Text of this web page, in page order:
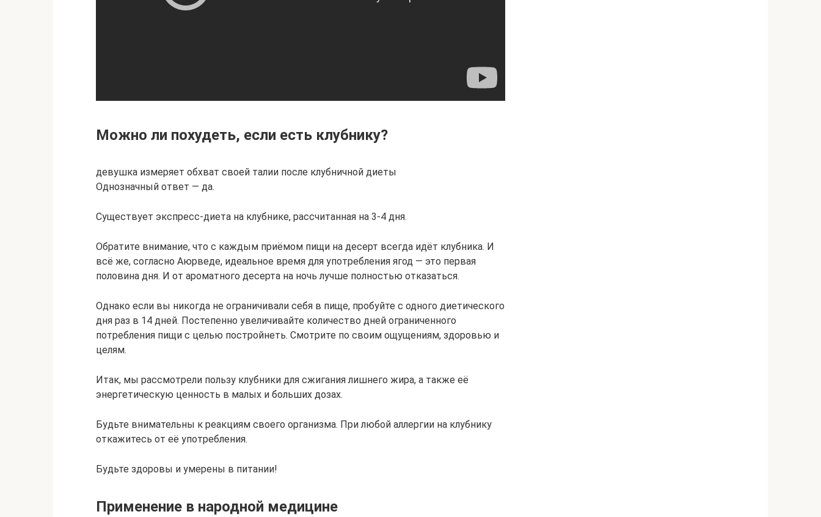
Можно ли похудеть, если есть клубнику?
девушка измеряет обхват своей талии после клубничной диеты
Однозначный ответ — да.
Существует экспресс-диета на клубнике, рассчитанная на 3-4 дня.
Обратите внимание, что с каждым приёмом пищи на десерт всегда идёт клубника. И
всё же, согласно Аюрведе, идеальное время для употребления ягод — это первая
половина дня. И от ароматного десерта на ночь лучше полностью отказаться.
Однако если вы никогда не ограничивали себя в пище, пробуйте с одного диетического
дня раз в 14 дней. Постепенно увеличивайте количество дней ограниченного
потребления пищи с целью постройнеть. Смотрите по своим ощущениям, здоровью и
целям.
Итак, мы рассмотрели пользу клубники для сжигания лишнего жира, а также её
энергетическую ценность в малых и больших дозах.
Будьте внимательны к реакциям своего организма. При любой аллергии на клубнику
откажитесь от её употребления.
Будьте здоровы и умерены в питании!
Применение в народной медицине